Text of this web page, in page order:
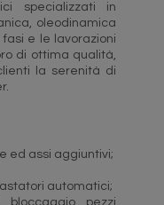
specializzati in
oleodinamica
e le lavorazioni
di ottima qualità,
la serenità di
ed assi aggiuntivi;
automatici;
pezzi